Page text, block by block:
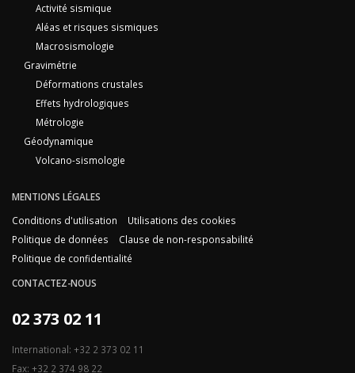
Activité sismique
Aléas et risques sismiques
Macrosismologie
Gravimétrie
Déformations crustales
Effets hydrologiques
Métrologie
Géodynamique
Volcano-sismologie
MENTIONS LÉGALES
Conditions d'utilisation
Utilisations des cookies
Politique de données
Clause de non-responsabilité
Politique de confidentialité
CONTACTEZ-NOUS
02 373 02 11
International: +32 2 373 02 11
Fax: +32 2 374 98 22